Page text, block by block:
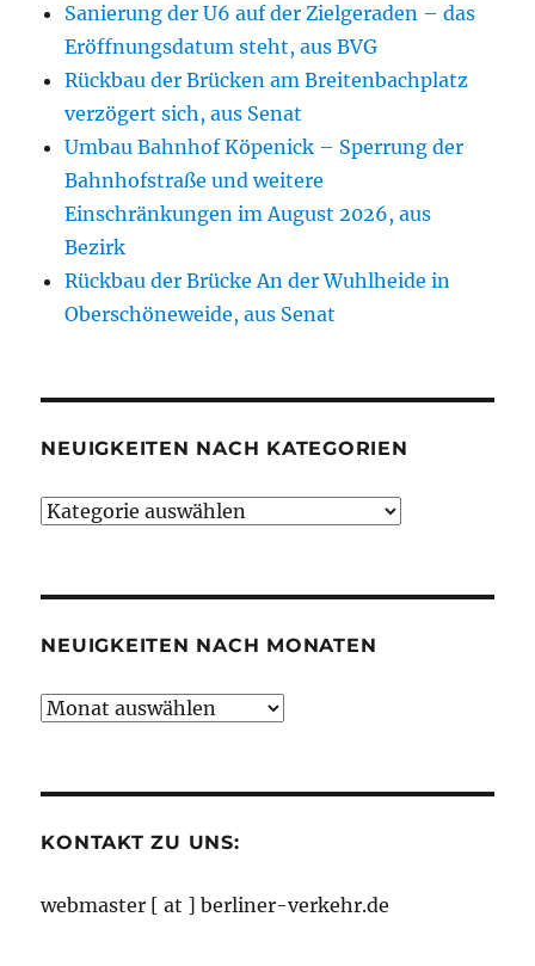
Sanierung der U6 auf der Zielgeraden – das
Eröffnungsdatum steht, aus BVG
Rückbau der Brücken am Breitenbachplatz
verzögert sich, aus Senat
Umbau Bahnhof Köpenick – Sperrung der
Bahnhofstraße und weitere
Einschränkungen im August 2026, aus
Bezirk
Rückbau der Brücke An der Wuhlheide in
Oberschöneweide, aus Senat
NEUIGKEITEN NACH KATEGORIEN
Neuigkeiten
NEUIGKEITEN NACH MONATEN
Neuigkeiten
KONTAKT ZU UNS:
webmaster [ at ] berliner-verkehr.de